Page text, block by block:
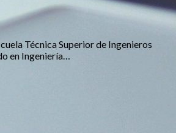
Técnica Superior de Ingenieros
en Ingeniería…